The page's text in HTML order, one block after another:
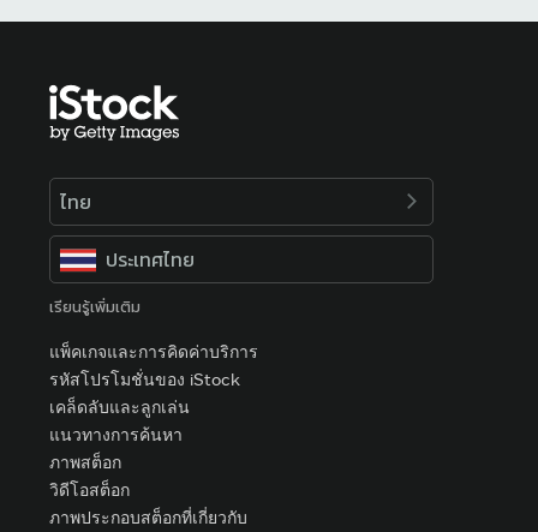
ไทย
ประเทศไทย
เรียนรู้เพิ่มเติม
แพ็คเกจและการคิดค่าบริการ
รหัสโปรโมชั่นของ iStock
เคล็ดลับและลูกเล่น
แนวทางการค้นหา
ภาพสต็อก
วิดีโอสต็อก
ภาพประกอบสต็อกที่เกี่ยวกับ